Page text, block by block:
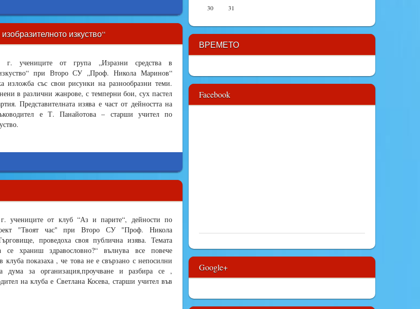
изкуство“
г. учениците от група „Изразни средства в
изкуство“ при Второ СУ „Проф. Никола Маринов“
изложба със свои рисунки на разнообразни теми.
в различни жанрове, с темперни бои, сух пастел
Представителната изява е част от дейността на
е Т. Панайотова – старши учител по
учениците от клуб “Аз и парите“, дейности по
"Твоят час" при Второ СУ "Проф. Никола
проведоха своя публична изява. Темата
се храниш здравословно?“ вълнува все повече
клуба показаха , че това не е свързано с непосилни
дума за организация,проучване и разбира се ,
на клуба е Светлана Косева, старши учител във
30
31
ВРЕМЕТО
Facebook
Google+